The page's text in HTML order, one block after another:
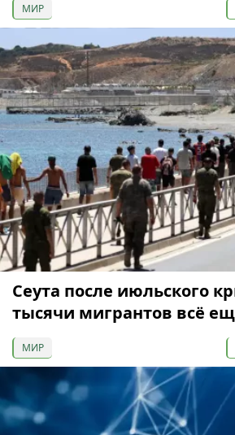
МИР
Сеута после июльского
тысячи мигрантов всё
МИР